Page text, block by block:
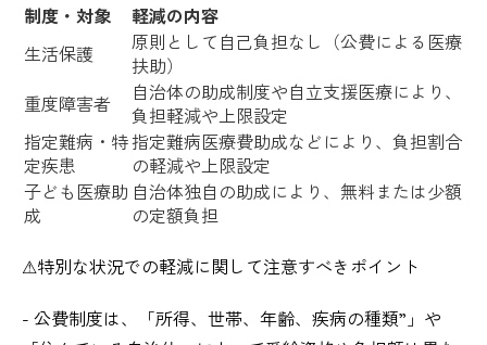
制度・対象
軽減の内容
生活保護
原則として自己負担なし（公費による医療
扶助）
重度障害者
自治体の助成制度や自立支援医療により、
負担軽減や上限設定
指定難病・特
定疾患
指定難病医療費助成などにより、負担割合
の軽減や上限設定
子ども医療助
成
自治体独自の助成により、無料または少額
の定額負担
⚠︎特別な状況での軽減に関して注意すべきポイント
- 公費制度は、「所得、世帯、年齢、疾病の種類”」や